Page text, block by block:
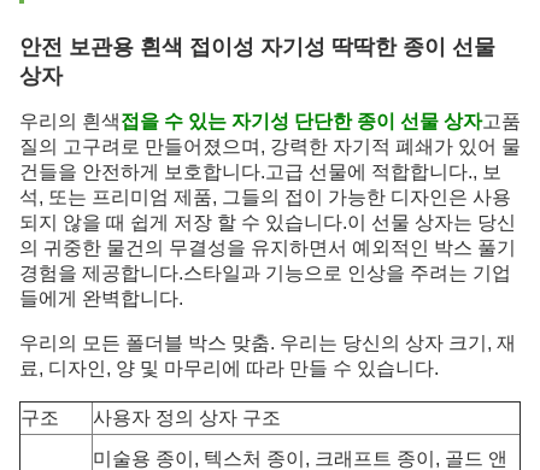
안전 보관용 흰색 접이성 자기성 딱딱한 종이 선물
상자
우리의 흰색접을 수 있는 자기성 단단한 종이 선물 상자고품
질의 고구려로 만들어졌으며, 강력한 자기적 폐쇄가 있어 물
건들을 안전하게 보호합니다.고급 선물에 적합합니다., 보
석, 또는 프리미엄 제품, 그들의 접이 가능한 디자인은 사용
되지 않을 때 쉽게 저장 할 수 있습니다.이 선물 상자는 당신
의 귀중한 물건의 무결성을 유지하면서 예외적인 박스 풀기
경험을 제공합니다.스타일과 기능으로 인상을 주려는 기업
들에게 완벽합니다.
우리의 모든 폴더블 박스 맞춤. 우리는 당신의 상자 크기, 재
료, 디자인, 양 및 마무리에 따라 만들 수 있습니다.
구조 사용자 정의 상자 구조
미술용 종이, 텍스처 종이, 크래프트 종이, 골드 앤